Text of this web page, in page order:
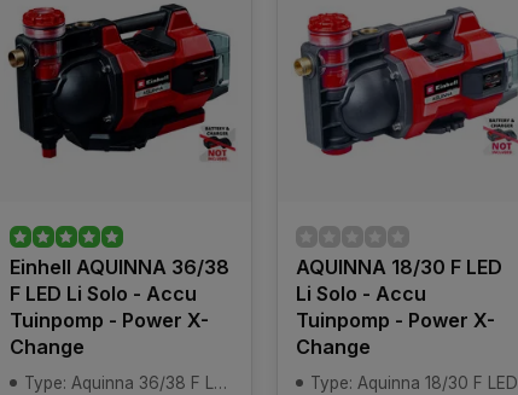
Einhell AQUINNA 36/38
F LED Li Solo - Accu
Tuinpomp - Power X-
Change
Type: Aquinna 36/38 F LED
AQUINNA 18/30 F LED
Li Solo - Accu
Tuinpomp - Power X-
Change
Type: Aquinna 18/30 F LED